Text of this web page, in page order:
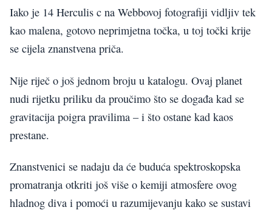
Iako je 14 Herculis c na Webbovoj fotografiji vidljiv tek
kao malena, gotovo neprimjetna točka, u toj točki krije
se cijela znanstvena priča.
Nije riječ o još jednom broju u katalogu. Ovaj planet
nudi rijetku priliku da proučimo što se događa kad se
gravitacija poigra pravilima – i što ostane kad kaos
prestane.
Znanstvenici se nadaju da će buduća spektroskopska
promatranja otkriti još više o kemiji atmosfere ovog
hladnog diva i pomoći u razumijevanju kako se sustavi